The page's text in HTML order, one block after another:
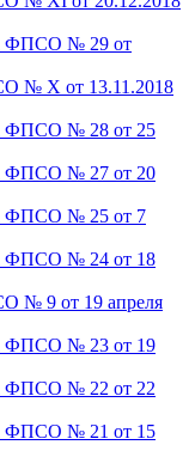
ФПСО № 29 от
№ X от 13.11.2018
ФПСО № 28 от 25
ФПСО № 27 от 20
ФПСО № 25 от 7
ФПСО № 24 от 18
№ 9 от 19 апреля
ФПСО № 23 от 19
ФПСО № 22 от 22
ФПСО № 21 от 15